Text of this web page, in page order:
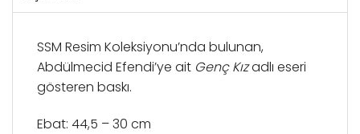
SSM Resim Koleksiyonu’nda bulunan,
Abdülmecid Efendi’ye ait Genç Kızadlı eseri
gösteren baskı.
Ebat: 44,5 – 30 cm